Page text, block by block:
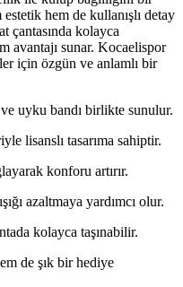
hem de kullanışlı detay
çantasında kolayca
avantajı sunar. Kocaelispor
için özgün ve anlamlı bir
uyku bandı birlikte sunulur.
lisanslı tasarıma sahiptir.
konforu artırır.
azaltmaya yardımcı olur.
kolayca taşınabilir.
de şık bir hediye